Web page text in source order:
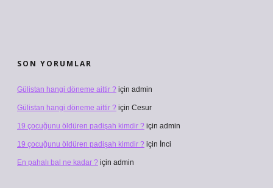
SON YORUMLAR
Gülistan hangi döneme aittir ? için admin
Gülistan hangi döneme aittir ? için Cesur
19 çocuğunu öldüren padişah kimdir ? için admin
19 çocuğunu öldüren padişah kimdir ? için İnci
En pahalı bal ne kadar ? için admin